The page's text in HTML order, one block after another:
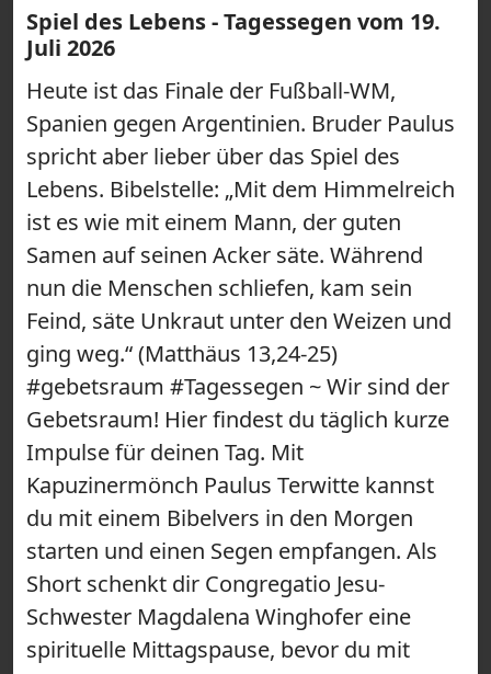
Spiel des Lebens - Tagessegen vom 19.
Juli 2026
Heute ist das Finale der Fußball-WM,
Spanien gegen Argentinien. Bruder Paulus
spricht aber lieber über das Spiel des
Lebens. Bibelstelle: „Mit dem Himmelreich
ist es wie mit einem Mann, der guten
Samen auf seinen Acker säte. Während
nun die Menschen schliefen, kam sein
Feind, säte Unkraut unter den Weizen und
ging weg.“ (Matthäus 13,24-25)
#gebetsraum #Tagessegen ~ Wir sind der
Gebetsraum! Hier findest du täglich kurze
Impulse für deinen Tag. Mit
Kapuzinermönch Paulus Terwitte kannst
du mit einem Bibelvers in den Morgen
starten und einen Segen empfangen. Als
Short schenkt dir Congregatio Jesu-
Schwester Magdalena Winghofer eine
spirituelle Mittagspause, bevor du mit